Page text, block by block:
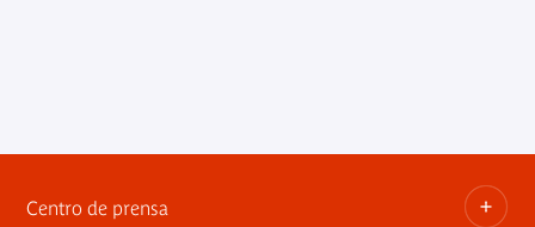
Centro de prensa